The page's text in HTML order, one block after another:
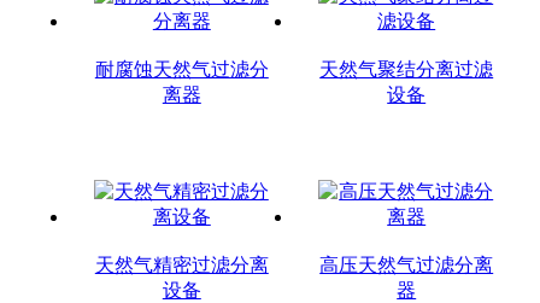
耐腐蚀天然气过滤分
离器
天然气聚结分离过滤
设备
天然气精密过滤分离
设备
高压天然气过滤分离
器